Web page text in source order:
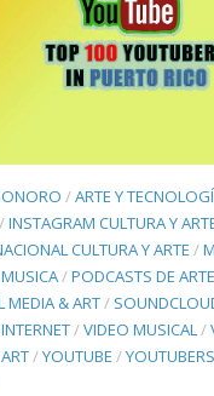
/ARTE Y
/INSTAGRAM CULTURA Y
CULTURA Y ARTE /
MUSICA/PODCASTS DE
MEDIA & ART/
/VIDEO MUSICAL/
/YOUTUBE /